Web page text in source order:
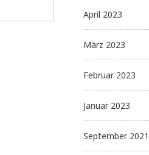
April 2023
März 2023
Februar 2023
Januar 2023
September 2021